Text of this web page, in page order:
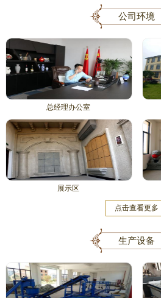
公司环境
总经理办公室
展示区
点击查看更多
生产设备